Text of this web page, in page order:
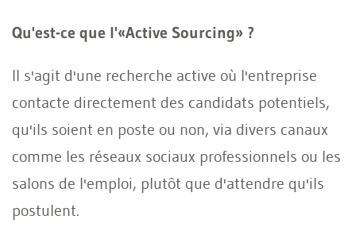
Qu'est-ce que l'«Active Sourcing» ?
Il s'agit d'une recherche active où l'entreprise
contacte directement des candidats potentiels,
qu'ils soient en poste ou non, via divers canaux
comme les réseaux sociaux professionnels ou les
salons de l'emploi, plutôt que d'attendre qu'ils
postulent.